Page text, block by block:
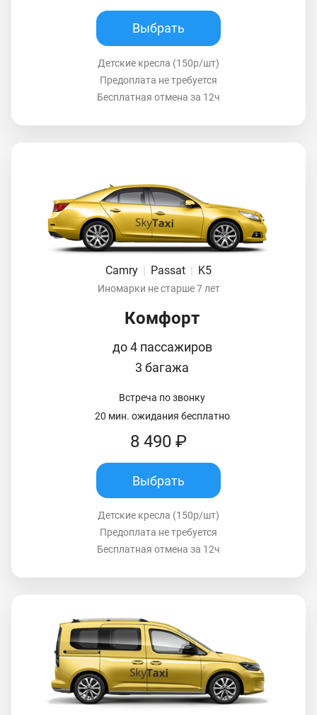
Выбрать
Детские кресла (150р/шт)
Предоплата не требуется
Бесплатная отмена за 12ч
Camry Passat K5
Иномарки не старше 7 лет
Комфорт
до 4 пассажиров
3 багажа
Встреча по звонку
20 мин. ожидания бесплатно
8 490 ₽
Выбрать
Детские кресла (150р/шт)
Предоплата не требуется
Бесплатная отмена за 12ч